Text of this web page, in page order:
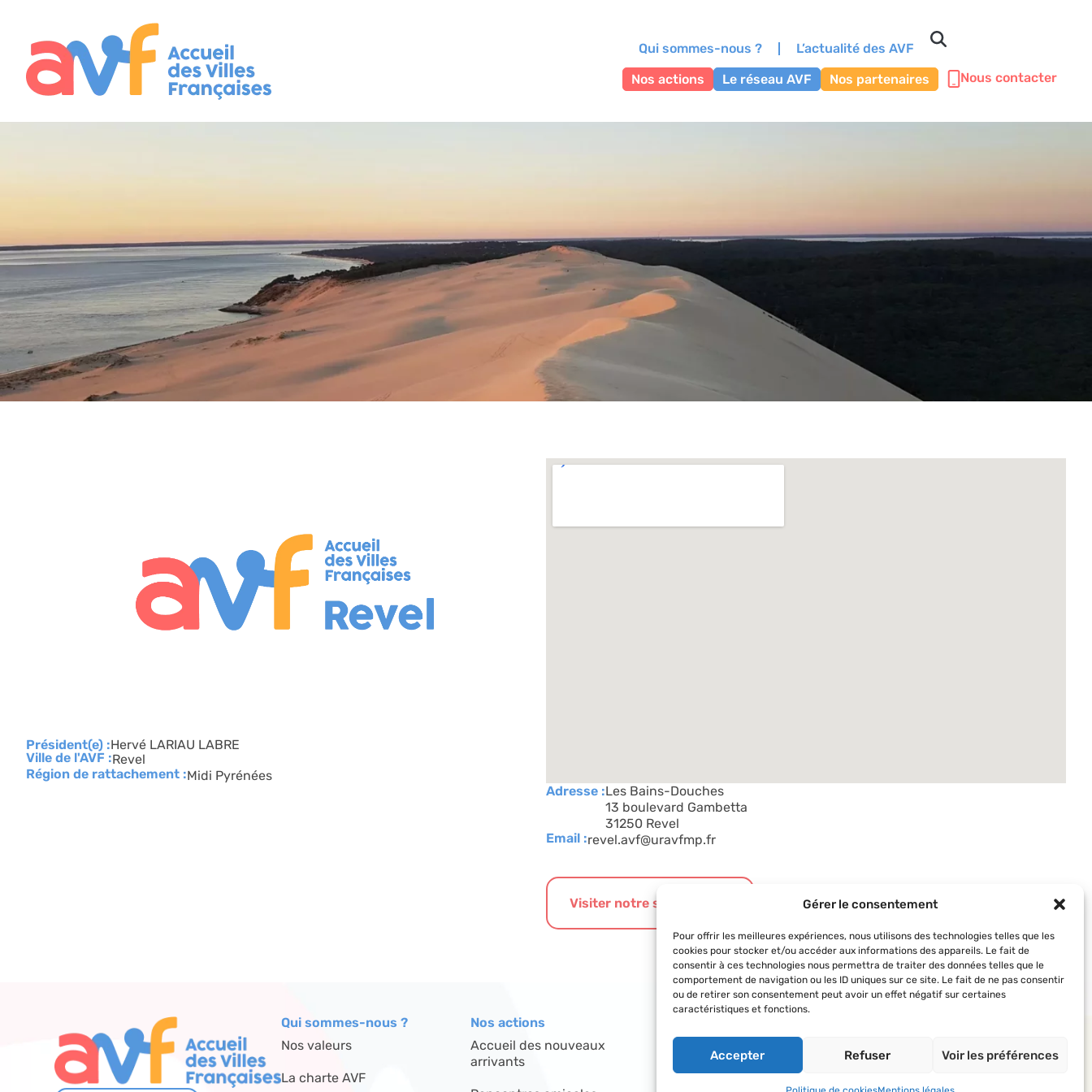
Gérer le consentement
Pour offrir les meilleures expériences, nous utilisons des technologies telles que les
cookies pour stocker et/ou accéder aux informations des appareils. Le fait de
consentir à ces technologies nous permettra de traiter des données telles que le
comportement de navigation ou les ID uniques sur ce site. Le fait de ne pas consentir
ou de retirer son consentement peut avoir un effet négatif sur certaines
caractéristiques et fonctions.
Accepter Refuser Voir les préférences
Qui sommes-nous ?
L’actualité des AVF
Nos actions
Le réseau AVF Nos partenaires Nous contacter
Président(e) :Hervé LARIAU LABRE
Ville de l'AVF :Revel
Région de rattachement :Midi Pyrénées
Adresse :Les Bains-Douches
13 boulevard Gambetta
31250 Revel
Email :revel.avf@uravfmp.fr
Visiter notre site internet
Qui sommes-nous ?
Nos valeurs
La charte AVF
Nos actions
Accueil des nouveaux
arrivants
Répertoire des AVF
Découvrir l’actualité du réseau